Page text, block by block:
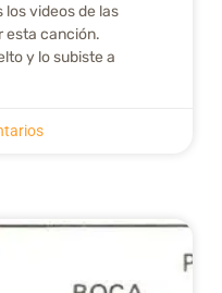
los videos de las
esta canción.
y lo subiste a